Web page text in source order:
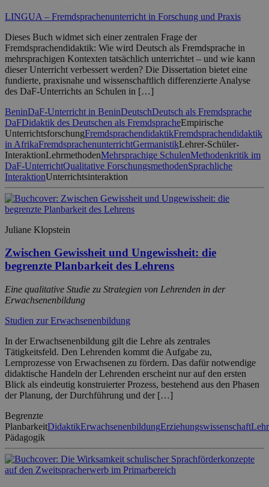
LINGUA – Fremdsprachenunterricht in Forschung und Praxis
Dieses Buch widmet sich einer zentralen Frage der
Fremdsprachendidaktik: Wie wird Deutsch als Fremdsprache in
mehrsprachigen Kontexten tatsächlich unterrichtet – und wie kann
dieser Unterricht verbessert werden? Die Dissertation bietet eine
fundierte, praxisnahe und wissenschaftlich differenzierte Analyse
des DaF-Unterrichts an Schulen in […]
BeninDaF-Unterricht in BeninDeutschDeutsch als Fremdsprache
DaFDidaktik des Deutschen als FremdspracheEmpirische
UnterrichtsforschungFremdsprachendidaktikFremdsprachendidaktik
in AfrikaFremdsprachenunterrichtGermanistikLehrer-Schüler-
InteraktionLehrmethodenMehrsprachige SchulenMethodenkritik im
DaF-UnterrichtQualitative ForschungsmethodenSprachliche
InteraktionUnterrichtsinteraktion
Juliane Klopstein
Zwischen Gewissheit und Ungewissheit: die
begrenzte Planbarkeit des Lehrens
Eine qualitative Studie zu Strategien von Lehrenden in der
Erwachsenenbildung
Studien zur Erwachsenenbildung
In der Erwachsenenbildung gilt die Lehre als zentrales
Tätigkeitsfeld. Den Lehrenden kommt die Aufgabe zu,
Lernprozesse von Erwachsenen zu fördern. Das dafür notwendige
didaktische Handeln der Lehrenden erscheint nur auf den ersten
Blick als eindeutig konstruierter Prozess, bestehend aus den Phasen
der Planung, der Durchführung und der […]
Begrenzte
PlanbarkeitDidaktikErwachsenenbildungErziehungswissenschaft
Pädagogik